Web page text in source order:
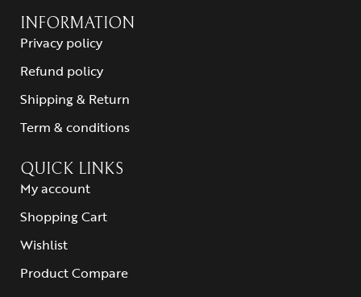
INFORMATION
Privacy policy
Refund policy
Shipping & Return
Term & conditions
QUICK LINKS
My account
Shopping Cart
Wishlist
Product Compare